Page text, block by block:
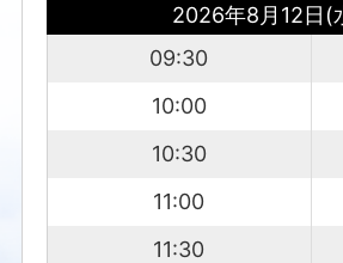
2026年8月12日(
09:30
10:00
10:30
11:00
11:30